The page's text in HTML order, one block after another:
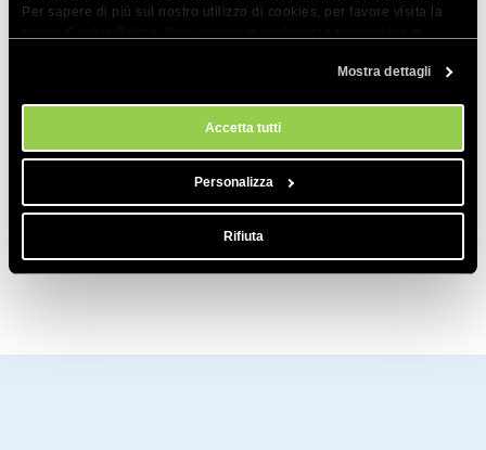
Per sapere di più sul nostro utilizzo di cookies, per favore visita la
Mostra dettagli
Accetta tutti
Personalizza
Rifiuta